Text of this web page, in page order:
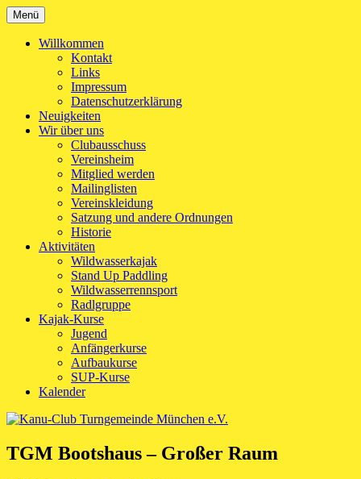
Zum
Inhalt
springen
Kanu-Club Turngemeinde München e.V.
Kanu fahren in München
Menü
Willkommen
Kontakt
Links
Impressum
Datenschutzerklärung
Neuigkeiten
Wir über uns
Clubausschuss
Vereinsheim
Mitglied werden
Mailinglisten
Vereinskleidung
Satzung und andere Ordnungen
Historie
Aktivitäten
Wildwasserkajak
Stand Up Paddling
Wildwasserrennsport
Radlgruppe
Kajak-Kurse
Jugend
Anfängerkurse
Aufbaukurse
SUP-Kurse
Kalender
TGM Bootshaus – Großer Raum